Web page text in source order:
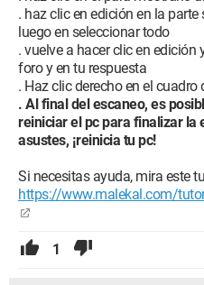
. haz clic en edición en la
luego en seleccionar todo
. vuelve a hacer clic en edición
foro y en tu respuesta
. Haz clic derecho en el cuadro
. Al final del escaneo, es
reiniciar el pc para finalizar la
asustes, ¡reinicia tu pc!
Si necesitas ayuda, mira este
https://www.malekal.com/
1